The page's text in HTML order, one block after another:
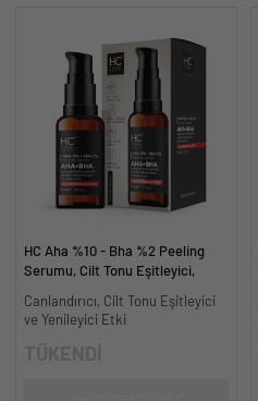
HC Aha %10 - Bha %2 Peeling
Serumu, Cilt Tonu Eşitleyici,
Canlandırıcı, Cilt Tonu Eşitleyici
ve Yenileyici Etki